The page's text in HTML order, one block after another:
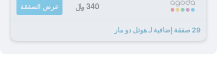
340 ﷼ عرض الصفقة
29 صفقة إضافية لـ هوتل دو مار